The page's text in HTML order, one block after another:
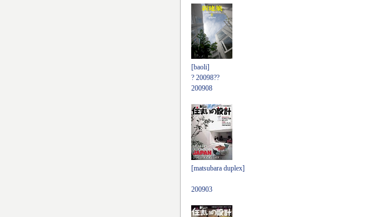
[baoli]
? 20098??
200908
[matsubara duplex]
200903